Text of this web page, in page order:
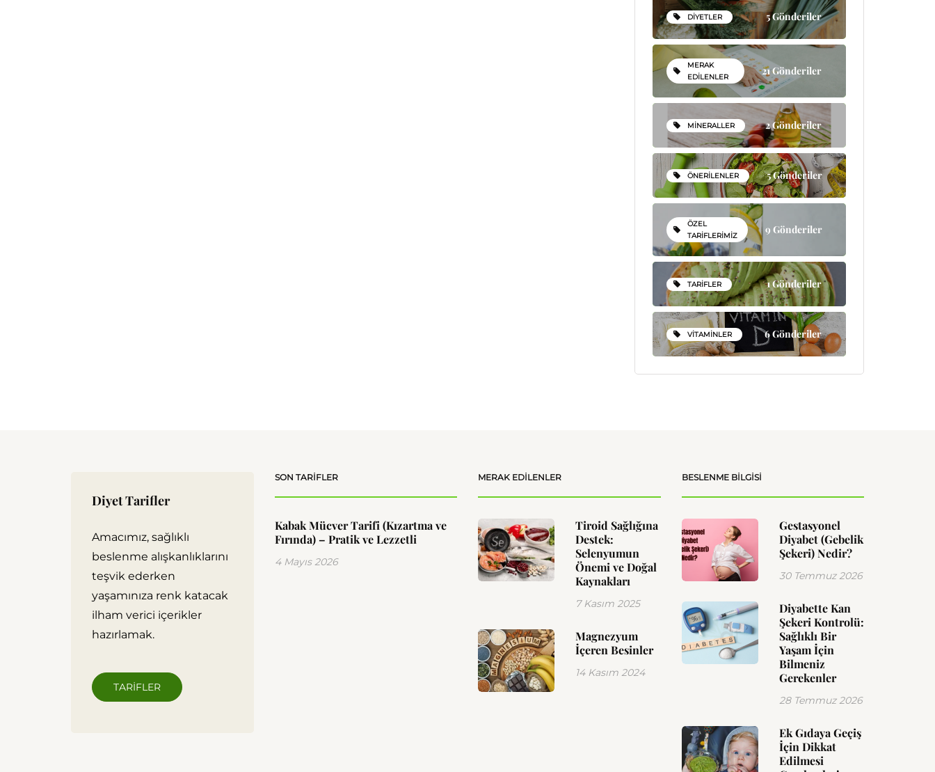
DIYETLER 5 Gönderiler
MERAK
EDILENLER
21 Gönderiler
MINERALLER 2 Gönderiler
ÖNERILENLER 5 Gönderiler
ÖZEL
TARIFLERIMIZ
9 Gönderiler
TARIFLER 1 Gönderiler
VITAMINLER 6 Gönderiler
Diyet Tarifler
Amacımız, sağlıklı
beslenme alışkanlıklarını
teşvik ederken
yaşamınıza renk katacak
ilham verici içerikler
hazırlamak.
TARIFLER
SON TARIFLER
Kabak Mücver Tarifi (Kızartma ve
Fırında) – Pratik ve Lezzetli
4 Mayıs 2026
MERAK EDILENLER
Tiroid Sağlığına
Destek:
Selenyumun
Önemi ve Doğal
Kaynakları
7 Kasım 2025
Magnezyum
İçeren Besinler
14 Kasım 2024
BESLENME BILGISI
Gestasyonel
Diyabet (Gebelik
Şekeri) Nedir?
30 Temmuz 2026
Diyabette Kan
Şekeri Kontrolü:
Sağlıklı Bir
Yaşam İçin
Bilmeniz
Gerekenler
28 Temmuz 2026
Ek Gıdaya Geçiş
İçin Dikkat
Edilmesi